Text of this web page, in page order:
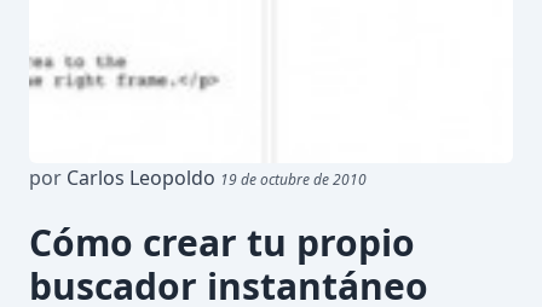
por Carlos Leopoldo 19 de octubre de 2010
Cómo crear tu propio
buscador instantáneo